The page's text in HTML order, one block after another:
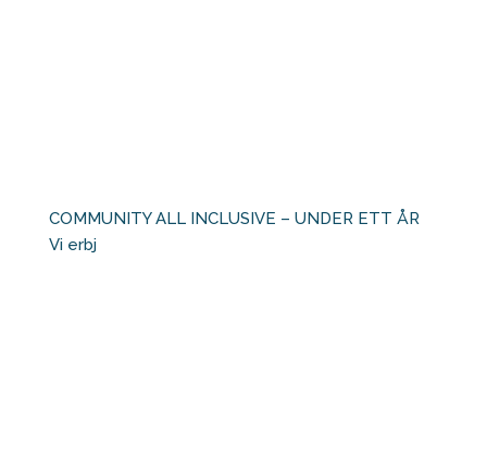
COMMUNITY ALL INCLUSIVE – UNDER ETT ÅR ⁠ ⁠
Vi erbj